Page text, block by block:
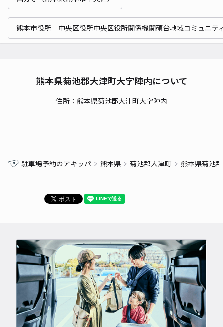
熊本市役所 中央区役所中央区役所関係機関碩台地域コミュニテ
熊本県菊池郡大津町大字陣内について
住所：熊本県菊池郡大津町大字陣内
駐車場予約のアキッパ 熊本県 菊池郡大津町 熊本県菊池